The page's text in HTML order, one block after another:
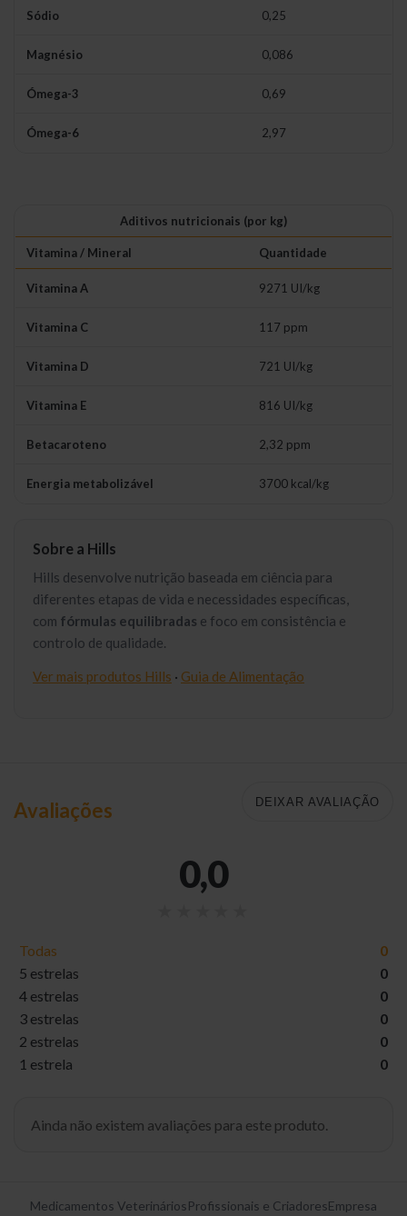
Sódio 0,25
Magnésio 0,086
Ómega-3 0,69
Ómega-6 2,97
Aditivos nutricionais (por kg)
Vitamina / Mineral Quantidade
Vitamina A 9271 UI/kg
Vitamina C 117 ppm
Vitamina D 721 UI/kg
Vitamina E 816 UI/kg
Betacaroteno 2,32 ppm
Energia metabolizável 3700 kcal/kg
Sobre a Hills
Hills desenvolve nutrição baseada em ciência para
diferentes etapas de vida e necessidades específicas,
com fórmulas equilibradas e foco em consistência e
controlo de qualidade.
Ver mais produtos Hills · Guia de Alimentação
Avaliações DEIXAR AVALIAÇÃO
0,0
Todas
0
5 estrelas
0
4 estrelas
0
3 estrelas
0
2 estrelas
0
1 estrela
0
Ainda não existem avaliações para este produto.
Medicamentos VeterináriosProfissionais e CriadoresEmpresa